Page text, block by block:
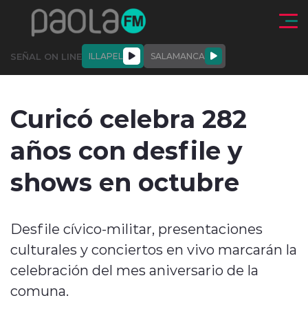
Click acá para ir directamente al contenido
SEÑAL ON LINE ILLAPEL SALAMANCA
ACTUALIDAD
Curicó celebra 282
años con desfile y
shows en octubre
Desfile cívico-militar, presentaciones
culturales y conciertos en vivo marcarán la
celebración del mes aniversario de la
comuna.